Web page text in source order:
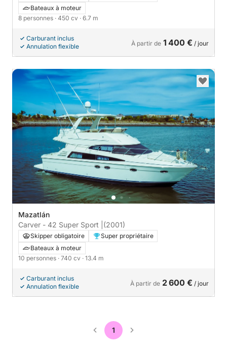
Bateaux à moteur
8 personnes · 450 cv · 6.7 m
Carburant inclus
Annulation flexible
À partir de 1 400 € / jour
Mazatlán
Carver - 42 Super Sport | (2001)
Skipper obligatoire
Super propriétaire
Bateaux à moteur
10 personnes · 740 cv · 13.4 m
Carburant inclus
Annulation flexible
À partir de 2 600 € / jour
1